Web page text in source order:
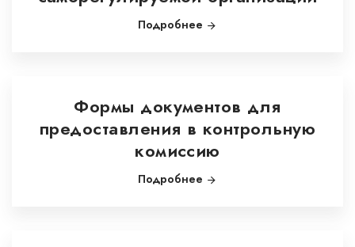
Подробнее
Формы документов для
предоставления в контрольную
комиссию
Подробнее